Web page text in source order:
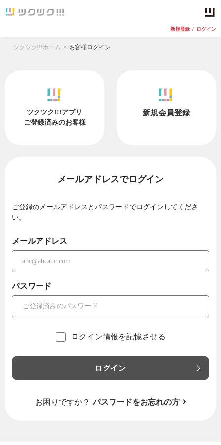
新規登録 / ログイン
ツクツク!!!ホーム お客様ログイン
ツクツク!!!アプリ
ご登録済みのお客様
新規会員登録
メールアドレスでログイン
ご登録のメールアドレスとパスワードでログインしてくださ
い。
メールアドレス
パスワード
ログイン情報を記憶させる
ログイン
お困りですか？ パスワードをお忘れの方